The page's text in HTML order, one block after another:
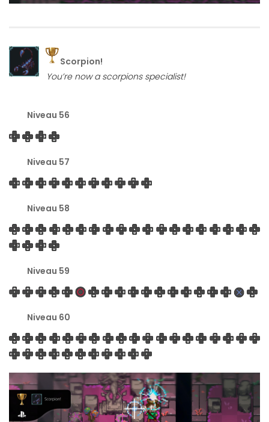
Scorpion!
You’re now a scorpions specialist!
Niveau 56
Niveau 57
Niveau 58
Niveau 59
Niveau 60